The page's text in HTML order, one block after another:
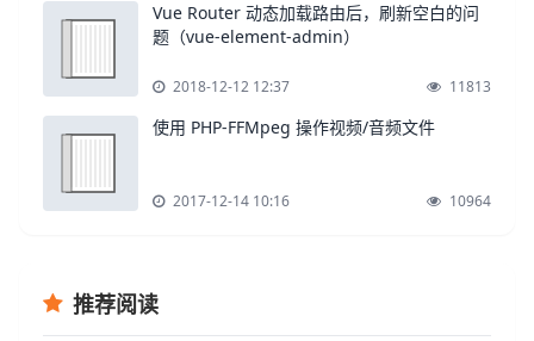
Vue Router 动态加载路由后，刷新空白的问
题（vue-element-admin）
2018-12-12 12:37 11813
使用 PHP-FFMpeg 操作视频/音频文件
2017-12-14 10:16 10964
推荐阅读